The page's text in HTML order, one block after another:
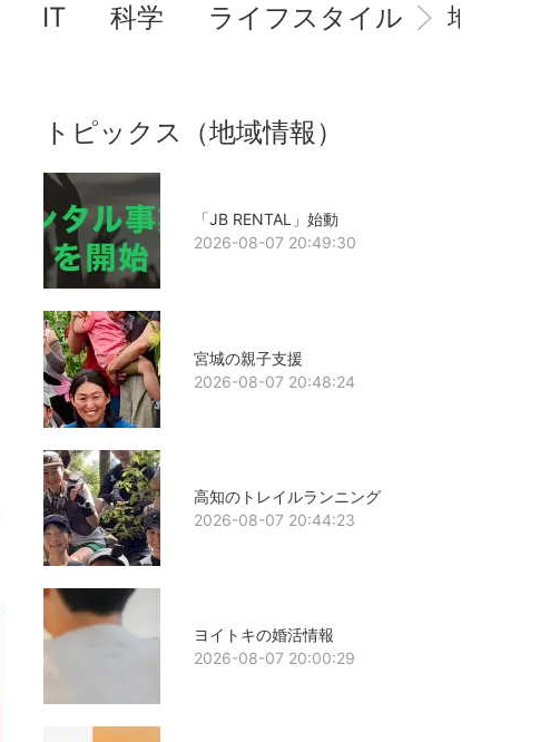
IT 科学 ライフスタイル 地域情
トピックス（地域情報）
「JB RENTAL」始動
2026-08-07 20:49:30
宮城の親子支援
2026-08-07 20:48:24
高知のトレイルランニング
2026-08-07 20:44:23
ヨイトキの婚活情報
2026-08-07 20:00:29